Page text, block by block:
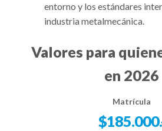
entorno y los estándares
industria metalmecánica.
Valores para
en 2026
Matrícula